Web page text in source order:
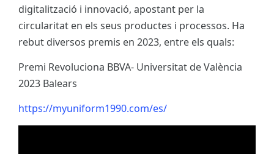
digitalització i innovació, apostant per la
circularitat en els seus productes i processos. Ha
rebut diversos premis en 2023, entre els quals:
Premi Revoluciona BBVA- Universitat de València
2023 Balears
https://myuniform1990.com/es/